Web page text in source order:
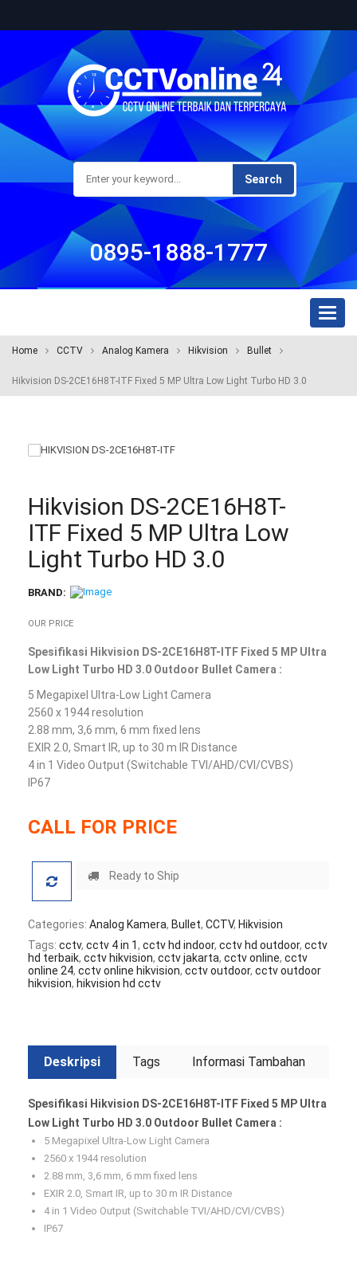
Search
0895-1888-1777
Home CCTV Analog Kamera Hikvision Bullet
Hikvision DS-2CE16H8T-ITF Fixed 5 MP Ultra Low Light Turbo HD 3.0
Hikvision DS-2CE16H8T-
ITF Fixed 5 MP Ultra Low
Light Turbo HD 3.0
BRAND:
OUR PRICE
Spesifikasi Hikvision DS-2CE16H8T-ITF Fixed 5 MP Ultra
Low Light Turbo HD 3.0 Outdoor Bullet Camera :
5 Megapixel Ultra-Low Light Camera
2560 x 1944 resolution
2.88 mm, 3,6 mm, 6 mm fixed lens
EXIR 2.0, Smart IR, up to 30 m IR Distance
4 in 1 Video Output (Switchable TVI/AHD/CVI/CVBS)
IP67
CALL FOR PRICE
Ready to Ship
Categories: Analog Kamera, Bullet, CCTV, Hikvision
Tags: cctv, cctv 4 in 1, cctv hd indoor, cctv hd outdoor, cctv
hd terbaik, cctv hikvision, cctv jakarta, cctv online, cctv
online 24, cctv online hikvision, cctv outdoor, cctv outdoor
hikvision, hikvision hd cctv
Deskripsi Tags Informasi Tambahan
Spesifikasi Hikvision DS-2CE16H8T-ITF Fixed 5 MP Ultra
Low Light Turbo HD 3.0 Outdoor Bullet Camera :
5 Megapixel Ultra-Low Light Camera
2560 x 1944 resolution
2.88 mm, 3,6 mm, 6 mm fixed lens
EXIR 2.0, Smart IR, up to 30 m IR Distance
4 in 1 Video Output (Switchable TVI/AHD/CVI/CVBS)
IP67